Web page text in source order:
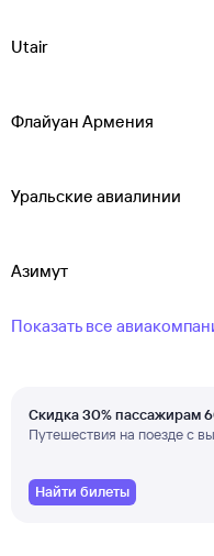
Utair
Флайуан Армения
Уральские авиалинии
Азимут
Показать все
Скидка 30% пассажирам
Путешествия на поезде с
Найти билеты